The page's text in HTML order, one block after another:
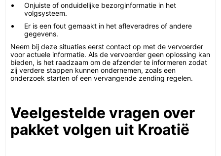
Onjuiste of onduidelijke bezorginformatie in het
volgsysteem.
Er is een fout gemaakt in het afleveradres of andere
gegevens.
Neem bij deze situaties eerst contact op met de vervoerder
voor actuele informatie. Als de vervoerder geen oplossing kan
bieden, is het raadzaam om de afzender te informeren zodat
zij verdere stappen kunnen ondernemen, zoals een
onderzoek starten of een vervangende zending regelen.
Veelgestelde vragen over
pakket volgen uit Kroatië